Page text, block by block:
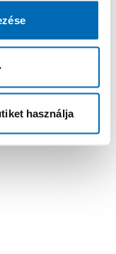
használja